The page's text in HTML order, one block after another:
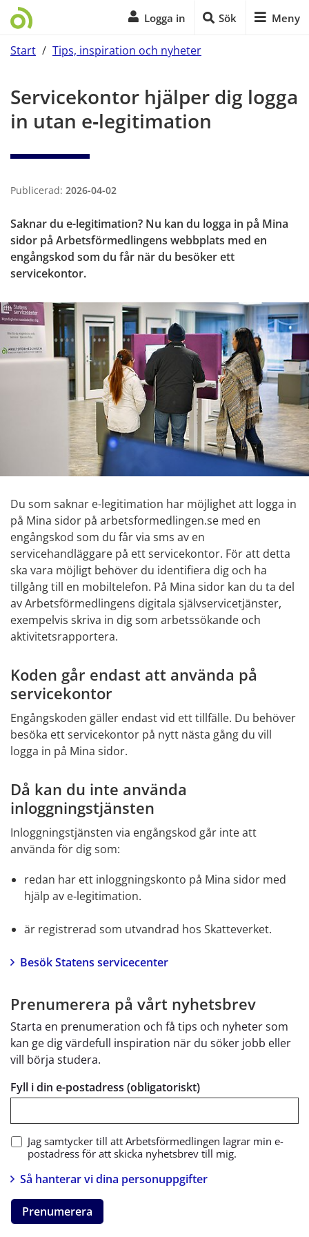
Logga in Sök Meny
Start / Tips, inspiration och nyheter
Servicekontor hjälper dig logga
in utan e‑legitimation
Publicerad: 2026-04-02
Saknar du e-legitimation? Nu kan du logga in på Mina
sidor på Arbetsförmedlingens webbplats med en
engångskod som du får när du besöker ett
servicekontor.
Du som saknar e-legitimation har möjlighet att logga in
på Mina sidor på arbetsformedlingen.se med en
engångskod som du får via sms av en
servicehandläggare på ett servicekontor. För att detta
ska vara möjligt behöver du identifiera dig och ha
tillgång till en mobiltelefon. På Mina sidor kan du ta del
av Arbetsförmedlingens digitala självservicetjänster,
exempelvis skriva in dig som arbetssökande och
aktivitetsrapportera.
Koden går endast att använda på
servicekontor
Engångskoden gäller endast vid ett tillfälle. Du behöver
besöka ett servicekontor på nytt nästa gång du vill
logga in på Mina sidor.
Då kan du inte använda
inloggningstjänsten
Inloggningstjänsten via engångskod går inte att
använda för dig som:
redan har ett inloggningskonto på Mina sidor med
hjälp av e‑legitimation.
är registrerad som utvandrad hos Skatteverket.
Besök Statens servicecenter
Prenumerera på vårt nyhetsbrev
Starta en prenumeration och få tips och nyheter som
kan ge dig värdefull inspiration när du söker jobb eller
vill börja studera.
Fyll i din e-postadress (obligatoriskt)
Jag samtycker till att Arbetsförmedlingen lagrar min e-
postadress för att skicka nyhetsbrev till mig.
Så hanterar vi dina personuppgifter
Prenumerera